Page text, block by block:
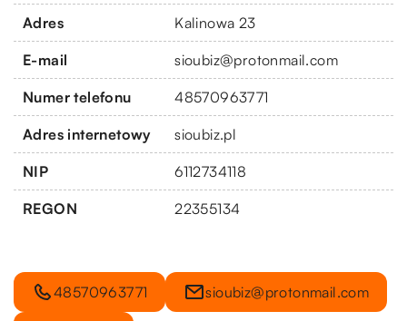
Adres Kalinowa 23
E-mail sioubiz@protonmail.com
Numer telefonu 48570963771
Adres internetowy sioubiz.pl
NIP 6112734118
REGON 22355134
48570963771 sioubiz@protonmail.com